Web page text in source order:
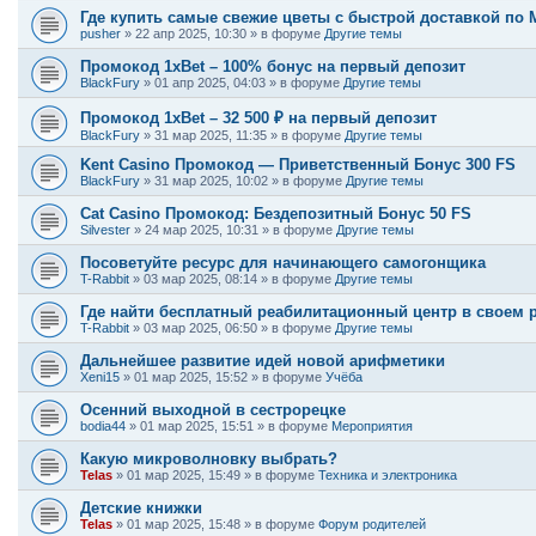
Где купить самые свежие цветы с быстрой доставкой по
pusher » 22 апр 2025, 10:30 » в форуме Другие темы
Промокод 1xBet – 100% бонус на первый депозит
BlackFury » 01 апр 2025, 04:03 » в форуме Другие темы
Промокод 1xBet – 32 500 ₽ на первый депозит
BlackFury » 31 мар 2025, 11:35 » в форуме Другие темы
Kent Casino Промокод — Приветственный Бонус 300 FS
BlackFury » 31 мар 2025, 10:02 » в форуме Другие темы
Cat Casino Промокод: Бездепозитный Бонус 50 FS
Silvester » 24 мар 2025, 10:31 » в форуме Другие темы
Посоветуйте ресурс для начинающего самогонщика
T-Rabbit » 03 мар 2025, 08:14 » в форуме Другие темы
Где найти бесплатный реабилитационный центр в своем
T-Rabbit » 03 мар 2025, 06:50 » в форуме Другие темы
Дальнейшее развитие идей новой арифметики
Xeni15 » 01 мар 2025, 15:52 » в форуме Учёба
Осенний выходной в сестрорецке
bodia44 » 01 мар 2025, 15:51 » в форуме Мероприятия
Какую микроволновку выбрать?
Telas » 01 мар 2025, 15:49 » в форуме Техника и электроника
Детские книжки
Telas » 01 мар 2025, 15:48 » в форуме Форум родителей